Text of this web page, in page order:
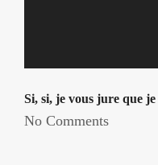
Si, si, je vous jure que
No Comments